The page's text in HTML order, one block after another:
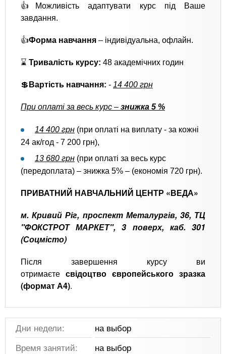
👍Можливість адаптувати курс під Ваше
завдання.
👍Форма навчання – індивідуальна, офлайн.
⌛ Тривалість курсу: 48 академічних годин
💲 Вартість навчання: - 14 400 грн
При оплаті за весь курс – знижка 5 %
14 400 грн (при оплаті на виплату - за кожні
24 ак/год - 7 200 грн),
13 680 грн (при оплаті за весь курс
(передоплата) – знижка 5% – (економія 720 грн).
ПРИВАТНИЙ НАВЧАЛЬНИЙ ЦЕНТР «ВЕДА»
м. Кривий Ріг, проспект Металургів, 36, ТЦ
"ФОКСТРОТ МАРКЕТ", 3 поверх, каб. 301
(Соцмісто)
Після завершення курсу ви
отримаєте свідоцтво європейського зразка
(формат А4).
Дни недели:
на выбор
Время занятий:
на выбор